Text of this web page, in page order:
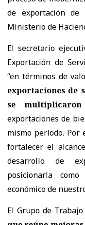
de exportación
Ministerio de
El secretario
Exportación de
“en términos de
exportaciones de
se
exportaciones de
mismo período. Por
fortalecer el
desarrollo de
posicionarla
económico de
El Grupo de